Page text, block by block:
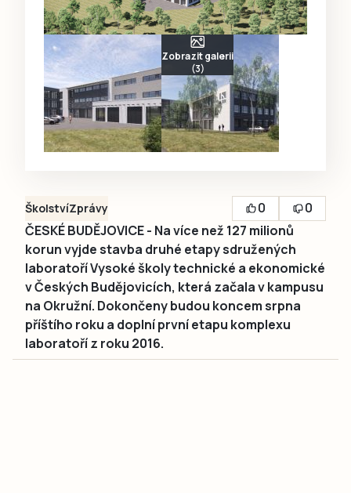
Zobrazit galerii
(3)
ŠkolstvíZprávy 0
0
ČESKÉ BUDĚJOVICE - Na více než 127 milionů
korun vyjde stavba druhé etapy sdružených
laboratoří Vysoké školy technické a ekonomické
v Českých Budějovicích, která začala v kampusu
na Okružní. Dokončeny budou koncem srpna
příštího roku a doplní první etapu komplexu
laboratoří z roku 2016.